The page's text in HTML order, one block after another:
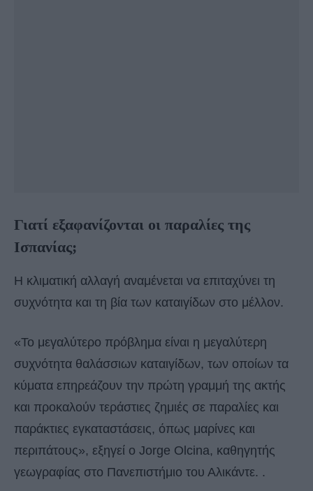
Γιατί εξαφανίζονται οι παραλίες της
Ισπανίας;
Η κλιματική αλλαγή αναμένεται να επιταχύνει τη
συχνότητα και τη βία των καταιγίδων στο μέλλον.
«Το μεγαλύτερο πρόβλημα είναι η μεγαλύτερη
συχνότητα θαλάσσιων καταιγίδων, των οποίων τα
κύματα επηρεάζουν την πρώτη γραμμή της ακτής
και προκαλούν τεράστιες ζημιές σε παραλίες και
παράκτιες εγκαταστάσεις, όπως μαρίνες και
περιπάτους», εξηγεί ο Jorge Olcina, καθηγητής
γεωγραφίας στο Πανεπιστήμιο του Αλικάντε. .